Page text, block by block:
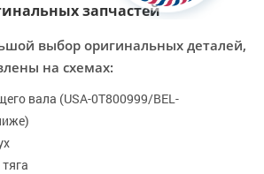
запчастей
выбор оригинальных деталей,
на схемах:
вала (USA-0T800999/BEL-